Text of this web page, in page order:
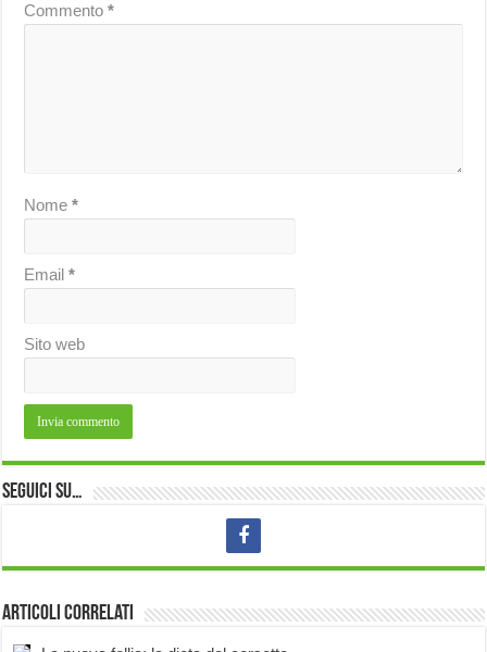
Commento*
Nome*
Email*
Sito web
Seguici su…
Articoli correlati